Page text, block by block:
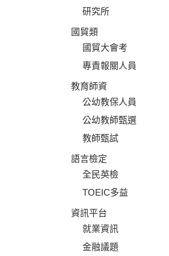
研究所
國貿類
國貿大會考
專責報關人員
教育師資
公幼教保人員
公幼教師甄選
教師甄試
語言檢定
全民英檢
TOEIC多益
資訊平台
就業資訊
金融議題